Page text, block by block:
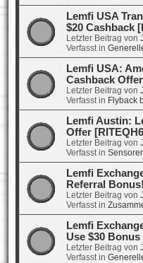
Lemfi USA
$20 Cashback
Letzter Beitrag von
Verfasst in
Lemfi USA:
Cashback
Letzter Beitrag von
Verfasst in Flyback
Lemfi Austin:
Offer
Letzter Beitrag von
Verfasst in
Lemfi
Referral
Letzter Beitrag von
Verfasst in
Lemfi
Use $30 Bonus
Letzter Beitrag von
Verfasst in